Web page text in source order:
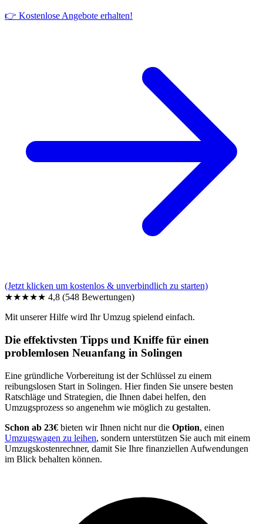
👉 Kostenlose Angebote erhalten!
(Jetzt klicken um kostenlos & unverbindlich zu starten)
★★★★★ 4,8 (548 Bewertungen)
Mit unserer Hilfe wird Ihr Umzug spielend einfach.
Die effektivsten Tipps und Kniffe für einen
problemlosen Neuanfang in Solingen
Eine gründliche Vorbereitung ist der Schlüssel zu einem
reibungslosen Start in Solingen. Hier finden Sie unsere besten
Ratschläge und Strategien, die Ihnen dabei helfen, den
Umzugsprozess so angenehm wie möglich zu gestalten.
Schon ab 23€ bieten wir Ihnen nicht nur die Option, einen
Umzugswagen zu leihen, sondern unterstützen Sie auch mit einem
Umzugskostenrechner, damit Sie Ihre finanziellen Aufwendungen
im Blick behalten können.